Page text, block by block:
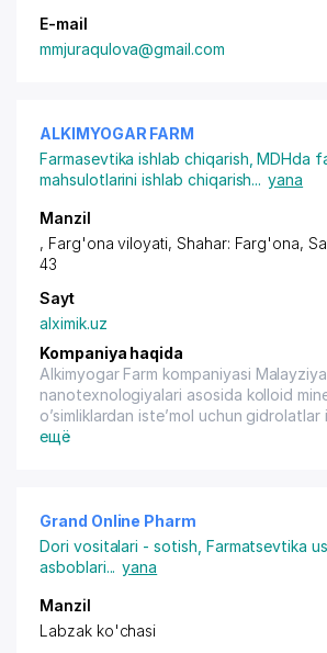
E-mail
mmjuraqulova@gmail.com
ALKIMYOGAR FARM
Farmasevtika ishlab chiqarish ,MDHda
mahsulotlarini ishlab chiqarish... yana
Manzil
, Farg'ona viloyati, Shahar: Farg'ona,
43
Sayt
alximik.uz
Kompaniya haqida
Alkimyogar Farm kompaniyasi
nanotexnologiyalari asosida kolloid
o’simliklardan iste’mol uchun gidrolatlar
chiqaradigan MDH davlatlari ichidagi
yo’lga qo’ygan.
ещё
Grand Online Pharm
Dori vositalari - sotish Farmatsevtika
asboblari... yana
Manzil
Labzak ko'chasi